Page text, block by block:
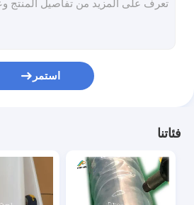
منتجات البلاستيك الفلوري الأخرى
استمر
فئاتنا